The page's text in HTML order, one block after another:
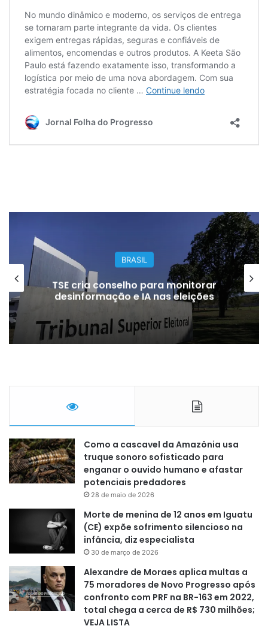
BRASIL
TSE cria conselho para monitorar
desinformação e IA nas eleições
Como a cascavel da Amazônia usa
truque sonoro sofisticado para
enganar o ouvido humano e afastar
potenciais predadores
28 de maio de 2026
Morte de menina de 12 anos em Iguatu
(CE) expõe sofrimento silencioso na
infância, diz especialista
30 de março de 2026
Alexandre de Moraes aplica multas a
75 moradores de Novo Progresso após
confronto com PRF na BR-163 em 2022,
total chega a cerca de R$ 730 milhões;
VEJA LISTA